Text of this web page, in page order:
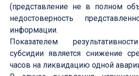
(представление не в полном
недостоверность
информации.
Показателем
субсидии является снижение
часов на ликвидацию одной